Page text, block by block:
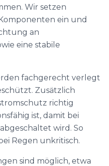
Wir setzen
ein und
an
eine stabile
fachgerecht verlegt
Zusätzlich
richtig
ist, damit bei
wird. So
Regen unkritisch.
sind möglich, etwa